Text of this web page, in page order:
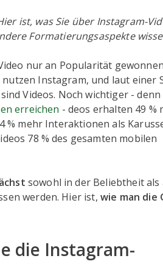
ist, was Sie über Instagram-
Formatierungsaspekte
nur an Popularität
nutzen Instagram, und laut einer
Videos. Noch wichtiger -
erreichen - deos erhalten 49 %
% mehr Interaktionen als
78 % des gesamten mobilen
sowohl in der Beliebtheit als
werden. Hier ist, wie man die
die Instagram-